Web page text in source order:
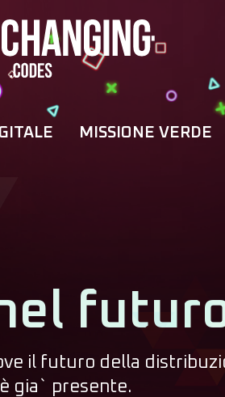
MISSIONE VERDE
il futuro della
gia` presente.